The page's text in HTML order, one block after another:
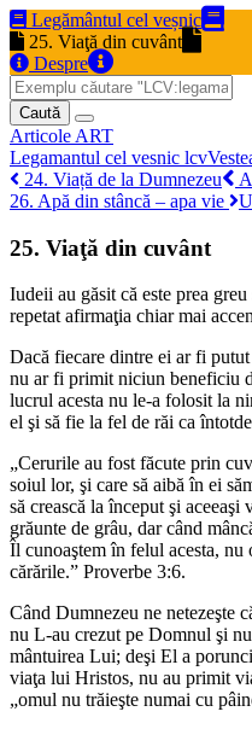
Legământul cel veșnic
25. Viaţă din cuvânt
Despre
Caută
Articole ART
Legamantul cel vesnic lcv
24. Viață de la Dumnezeu
26. Apă din stâncă – apa vie
25. Viaţă din cuvânt
Iudeii au găsit că este prea
repetat afirmaţia chiar mai
Dacă fiecare dintre ei ar fi
nu ar fi primit niciun beneficiu
lucrul acesta nu le-a folosit la
el şi să fie la fel de răi ca
„Cerurile au fost făcute prin
soiul lor, şi care să aibă în ei
să crească la început şi
grăunte de grâu, dar când
Îl cunoaştem în felul acesta,
cărările.” Proverbe 3:6.
Când Dumnezeu ne netezeşte
nu L-au crezut pe Domnul şi
mântuirea Lui; deşi El a
viaţa lui Hristos, nu au primit
„omul nu trăieşte numai cu